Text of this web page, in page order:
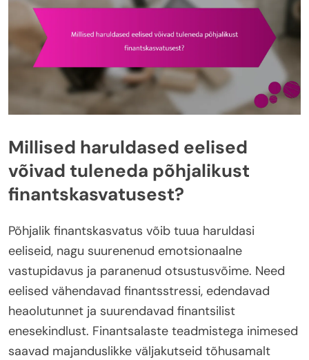
Millised haruldased eelised
võivad tuleneda põhjalikust
finantskasvatusest?
Põhjalik finantskasvatus võib tuua haruldasi
eeliseid, nagu suurenenud emotsionaalne
vastupidavus ja paranenud otsustusvõime. Need
eelised vähendavad finantsstressi, edendavad
heaolutunnet ja suurendavad finantsilist
enesekindlust. Finantsalaste teadmistega inimesed
saavad majanduslikke väljakutseid tõhusamalt